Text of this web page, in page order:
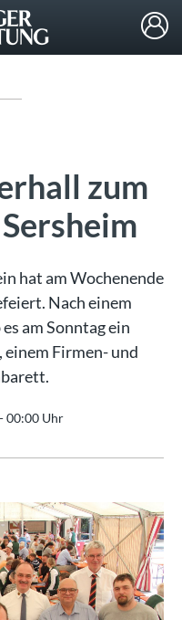
zum
hat am Wochenende
Nach einem
am Sonntag ein
Firmen- und
00:00 Uhr